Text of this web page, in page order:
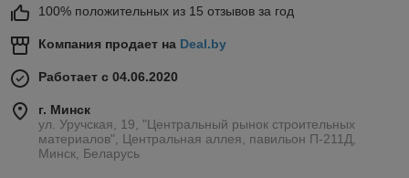
100% положительных из 15 отзывов за год
Компания продает на Deal.by
Работает с 04.06.2020
г. Минск
ул. Уручская, 19, "Центральный рынок строительных
материалов", Центральная аллея, павильон П-211Д,
Минск, Беларусь